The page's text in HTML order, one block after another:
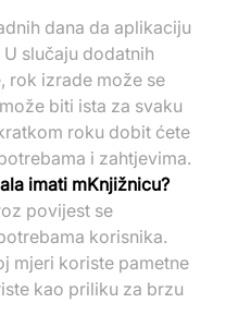
dana da aplikaciju
slučaju dodatnih
rok izrade može se
biti ista za svaku
roku dobit ćete
i zahtjevima.
imati mKnjižnicu?
povijest se
korisnika.
mjeri koriste pametne
kao priliku za brzu